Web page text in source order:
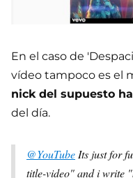
En el caso de
vídeo tampoco es el
nick del supuesto
del día.
@YouTubeIts just for
title-video" and i write